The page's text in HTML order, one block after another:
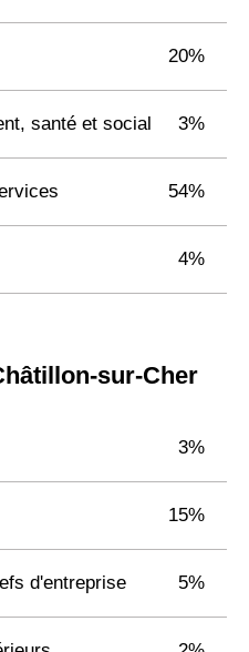
20%
santé et social 3%
54%
4%
sur-Cher
3%
15%
d'entreprise 5%